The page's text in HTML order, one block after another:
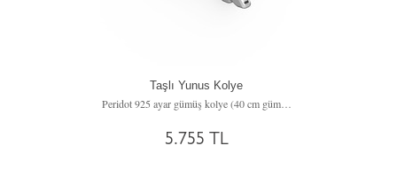
Taşlı Yunus Kolye
Peridot 925 ayar gümüş kolye (40 cm gümüş rolo zincir)
5.755 TL